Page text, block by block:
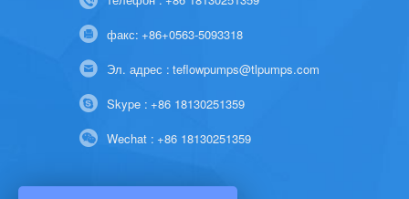
факс: +86+0563-5093318
Эл. адрес : teflowpumps@tlpumps.com
Skype : +86 18130251359
Wechat : +86 18130251359